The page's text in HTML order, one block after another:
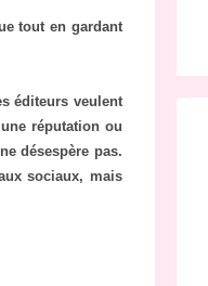
tout en gardant
éditeurs veulent
réputation ou
désespère pas.
sociaux, mais